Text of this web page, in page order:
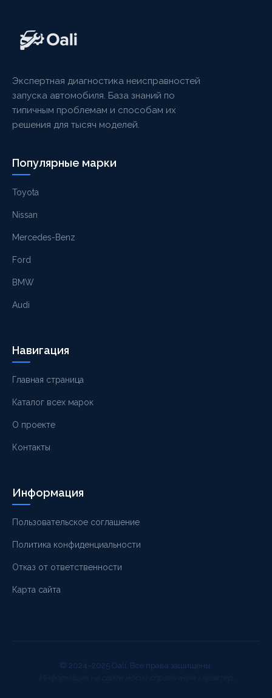
Экспертная диагностика неисправностей
запуска автомобиля. База знаний по
типичным проблемам и способам их
решения для тысяч моделей.
Популярные марки
Toyota
Nissan
Mercedes-Benz
Ford
BMW
Audi
Навигация
Главная страница
Каталог всех марок
О проекте
Контакты
Информация
Пользовательское соглашение
Политика конфиденциальности
Отказ от ответственности
Карта сайта
© 2024–2025 Oali. Все права защищены.